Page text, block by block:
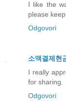
I like the
please
Odgovori
소액결제현
I really
for sharing.
Odgovori